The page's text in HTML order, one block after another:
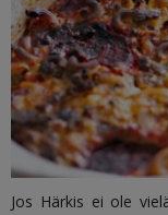
Jos Härkis ei ole